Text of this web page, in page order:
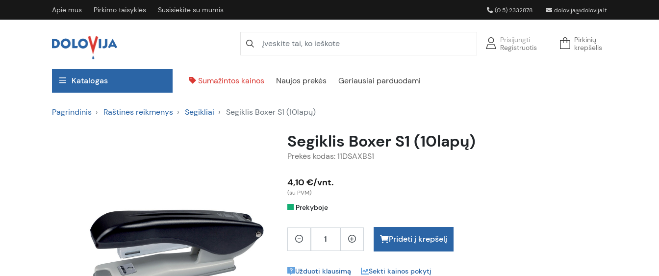
Apie mus Pirkimo taisyklės Susisiekite su mumis (0 5) 2332878 dolovija@dolovija.lt
Prisijungti
Registruotis
Pirkinių
krepšelis
Katalogas Sumažintos kainos Naujos prekės Geriausiai parduodami
Pagrindinis Raštinės reikmenys Segikliai Segiklis Boxer S1 (10lapų)
Segiklis Boxer S1 (10lapų)
Prekės kodas: 11DSAXBS1
4,10 €/vnt.
(su PVM)
Prekyboje
Pridėti į krepšelį
Užduoti klausimą Sekti kainos pokytį